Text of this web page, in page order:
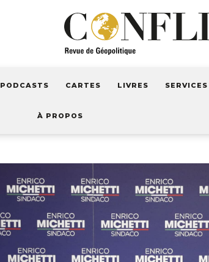
PODCASTS CARTES LIVRES SERVICES
À PROPOS